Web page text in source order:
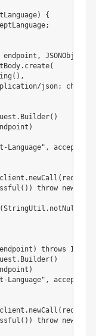
)
{
;
endpoint , JSONObject
. create(
( ) ,
json;
. Builder( )
)
Language" ,
client . newCall ( request
( ) ) throw new
(StringUtil . notNullize
endpoint ) throws
. Builder( )
)
Language" ,
client . newCall ( request
( ) ) throw new